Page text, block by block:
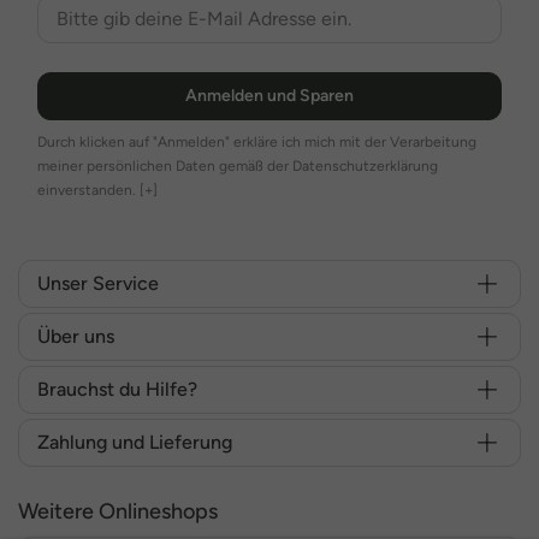
Blazer & Jacken: Strukturierte Schnitte, modische Farben und
Röcke: Schwingend oder figurbetont – kombiniere sie zu
Deinen Lieblingsblusen für einen femininen Auftritt.
Stil, Komfort und Weiblichkeit.
raffinierten Schnitten, hochwertiger Verarbeitung und Designs, die
Egal, ob Du einen romantischen, verspielten oder eleganten Look
Anmelden und Sparen
Durch klicken auf "Anmelden" erkläre ich mich mit der Verarbeitung
meiner persönlichen Daten gemäß der Datenschutzerklärung
einverstanden. [+]
Unser Service
Über uns
Brauchst du Hilfe?
Zahlung und Lieferung
Weitere Onlineshops